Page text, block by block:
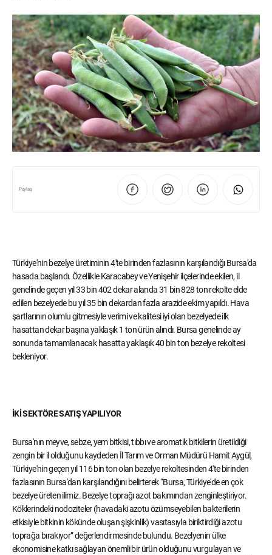
Paylaş
Türkiye'nin bezelye üretiminin 4'te birinden fazlasının karşılandığı Bursa'da
hasada başlandı. Özellikle Karacabey ve Yenişehir ilçelerinde ekilen, il
genelinde geçen yıl 33 bin 402 dekar alanda 31 bin 828 ton rekolte elde
edilen bezelyede bu yıl 35 bin dekardan fazla arazide ekim yapıldı. Hava
şartlarının olumlu gitmesiyle verimi ve kalitesi iyi olan bezelyede ilk
hasattan dekar başına yaklaşık 1 ton ürün alındı. Bursa genelinde ay
sonunda tamamlanacak hasatta yaklaşık 40 bin ton bezelye rekoltesi
bekleniyor.
İKİ SEKTÖRE SATIŞ YAPILIYOR
Bursa'nın meyve, sebze, yem bitkisi, tıbbı ve aromatik bitkilerin üretildiği
zengin bir il olduğunu kaydeden İl Tarım ve Orman Müdürü Hamit Aygül,
Türkiye'nin geçen yıl 116 bin ton olan bezelye rekoltesinden 4'te birinden
fazlasının Bursa'dan karşılandığını belirterek “Bursa, Türkiye'de en çok
bezelye üreten ilimiz. Bezelye toprağı azot bakımından zenginleştiriyor.
Köklerindeki nodoziteler (havadaki azotu özümseyebilen bakterilerin
etkisiyle bitkinin kökünde oluşan şişkinlik) vasıtasıyla biriktirdiği azotu
toprağa bırakıyor” değerlendirmesinde bulundu. Bezelyenin ülke
ekonomisine katkı sağlayan önemli bir ürün olduğunu vurgulayan ve